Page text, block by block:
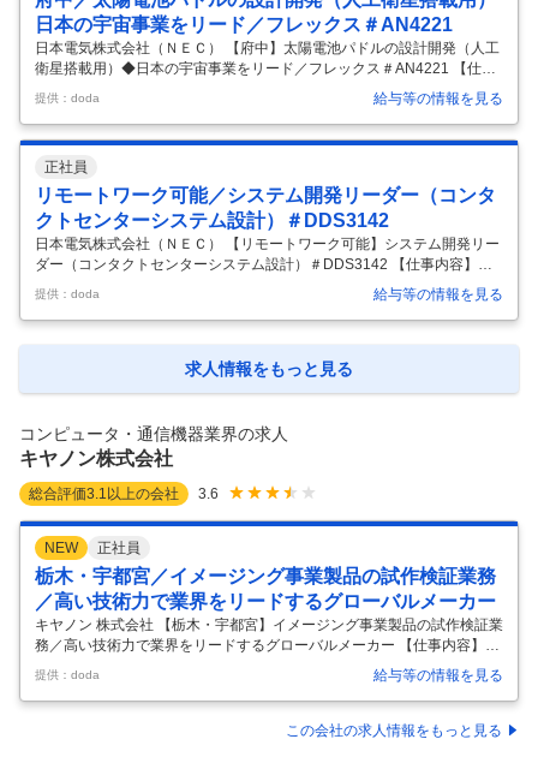
ゼーション・大規模SI案件対応 により、これまで…
日本の宇宙事業をリード／フレックス＃AN4221
日本電気株式会社（ＮＥＣ） 【府中】太陽電池パドルの設計開発（人工
衛星搭載用）◆日本の宇宙事業をリード／フレックス＃AN4221 【仕事
内容】 【府中】太陽電池パドルの設計開発（人工衛星搭載用）◆日本の
宇宙事業をリード／フレックス＃AN4221 【具体的な仕事内容】 【宇宙
事業のリーディングカンパニー／高信頼性設計／大型展開構造物／最先
端技術／フレックス／残業30h／英語活用】 ■業務概要 当社グループ会
社のNECスペーステクノロジー株式会社へ出向となり、衛星などの宇宙
機に搭載する電源系エンジニアとして、人工衛星に搭載される太陽電池
パネル、パドルの設計開発をお任せします。 国内外に向け、従来の
提供：doda 給与等の情報を見る
正社員
リモートワーク可能／システム開発リーダー（コンタ
クトセンターシステム設計）＃DDS3142
日本電気株式会社（ＮＥＣ） 【リモートワーク可能】システム開発リー
ダー（コンタクトセンターシステム設計）＃DDS3142 【仕事内容】
【リモートワーク可能】システム開発リーダー（コンタクトセンターシ
ステム設計）＃DDS3142 【具体的な仕事内容】 【ChatGPTなどの最新
のAI技術やクラウド化案件がメイン／需要増に伴い組織拡大中／SI経験
を活かしてスキルアップ可能】 【事業・組織構成の概要】 企業および社
会公共向けのコンタクトセンターシステムに関するSI事業です。企業と
提供：doda 給与等の情報を見る
求人情報をもっと見る
コンピュータ・通信機器業界の求人
キヤノン株式会社
総合評価3.1 以上の会社 3.6
NEW 正社員
栃木・宇都宮／イメージング事業製品の試作検証業務
／高い技術力で業界をリードするグローバルメーカー
キヤノン 株式会社 【栃木・宇都宮】イメージング事業製品の試作検証業
務／高い技術力で業界をリードするグローバルメーカー 【仕事内容】
【栃木・宇都宮】イメージング事業製品の試作検証業務／高い技術力で
業界をリードするグローバルメーカー 【具体的な仕事内容】 ～キヤノン
のコアコンピタンスであるイメージング事業の未来を切り開くプロジェ
クトに挑戦～ ■業務概要： RFレンズや放送レンズ、新規事業製品の試作
提供：doda 給与等の情報を見る
この会社の求人情報をもっと見る